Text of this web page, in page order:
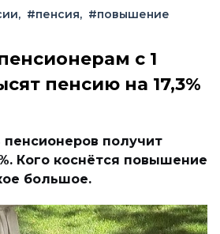
#пенсия #повышение
с 1
пенсию на 17,3%
пенсионеров получит
Кого коснётся повышение
большое.